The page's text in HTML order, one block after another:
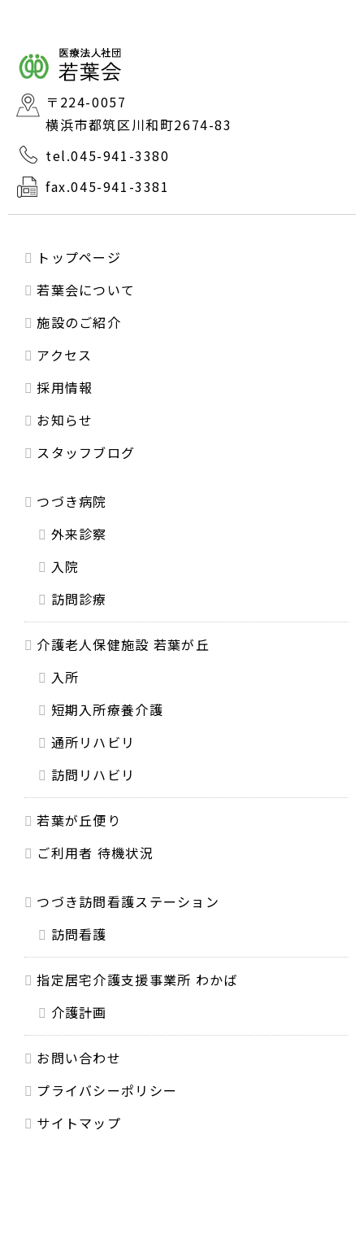
〒224-0057
横浜市都筑区川和町2674-83
tel.045-941-3380
fax.045-941-3381
トップページ
若葉会について
施設のご紹介
アクセス
採用情報
お知らせ
スタッフブログ
つづき病院
外来診察
入院
訪問診療
介護老人保健施設 若葉が丘
入所
短期入所療養介護
通所リハビリ
訪問リハビリ
若葉が丘便り
ご利用者 待機状況
つづき訪問看護ステーション
訪問看護
指定居宅介護支援事業所 わかば
介護計画
お問い合わせ
プライバシーポリシー
サイトマップ